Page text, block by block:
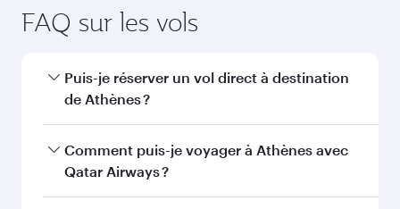
FAQ sur les vols
Puis-je réserver un vol direct à destination
de Athènes ?
Oui, Qatar Airways opère des vols directs vers
Athènes. Recherchez les vols depuis notre page
Comment puis-je voyager à Athènes avec
Qatar Airways ?